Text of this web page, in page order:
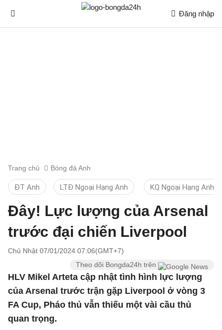
Đăng nhập
Trang chủ Bóng đá Anh
ĐT Anh LTĐ Ngoại Hạng Anh KQ Ngoại Hạng Anh
Đây! Lực lượng của Arsenal
trước đại chiến Liverpool
Chủ Nhật 07/01/2024 07:06(GMT+7)
Theo dõi Bongda24h trên
HLV Mikel Arteta cập nhật tình hình lực lượng
của Arsenal trước trận gặp Liverpool ở vòng 3
FA Cup, Pháo thủ vẫn thiếu một vài cầu thủ
quan trọng.